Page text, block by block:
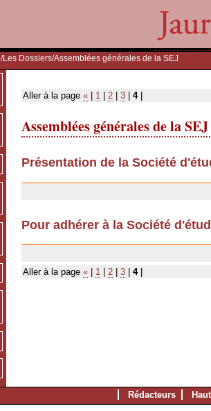
/Les Dossiers/Assemblées générales de la SEJ
Aller à la page « 1 2 3 4|
Assemblées générales de la SEJ
Présentation de la Société
Pour adhérer à la Société
Aller à la page « 1 2 3 4|
Rédacteurs